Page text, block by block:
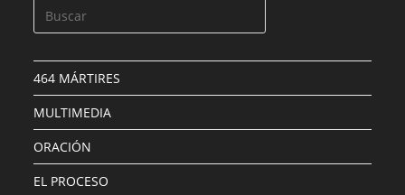
464 MÁRTIRES
MULTIMEDIA
ORACIÓN
EL PROCESO